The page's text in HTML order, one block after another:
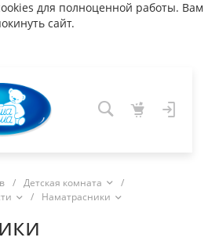
для полноценной работы. Вам
сайт.
/ Детская комната
/
/ Наматрасники